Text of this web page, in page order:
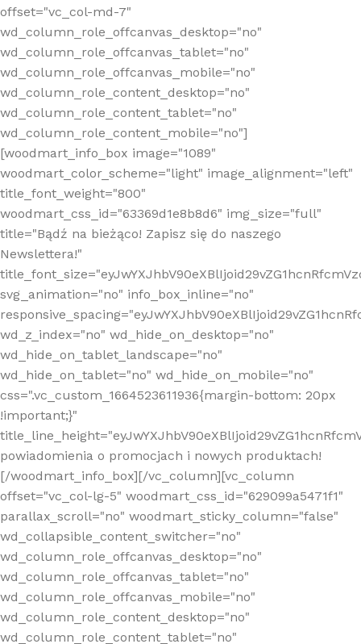
offset="vc_col-md-7"
wd_column_role_offcanvas_desktop="no"
wd_column_role_offcanvas_tablet="no"
wd_column_role_offcanvas_mobile="no"
wd_column_role_content_desktop="no"
wd_column_role_content_tablet="no"
wd_column_role_content_mobile="no"]
[woodmart_info_box image="1089"
woodmart_color_scheme="light" image_alignment="left"
title_font_weight="800"
woodmart_css_id="63369d1e8b8d6" img_size="full"
title="Bądź na bieżąco! Zapisz się do naszego
Newslettera!"
svg_animation="no" info_box_inline="no"
wd_z_index="no" wd_hide_on_desktop="no"
wd_hide_on_tablet_landscape="no"
wd_hide_on_tablet="no" wd_hide_on_mobile="no"
css=".vc_custom_1664523611936{margin-bottom: 20px
!important;}"
powiadomienia o promocjach i nowych produktach!
[/woodmart_info_box][/vc_column][vc_column
offset="vc_col-lg-5" woodmart_css_id="629099a5471f1"
parallax_scroll="no" woodmart_sticky_column="false"
wd_collapsible_content_switcher="no"
wd_column_role_offcanvas_desktop="no"
wd_column_role_offcanvas_tablet="no"
wd_column_role_offcanvas_mobile="no"
wd_column_role_content_desktop="no"
wd_column_role_content_tablet="no"